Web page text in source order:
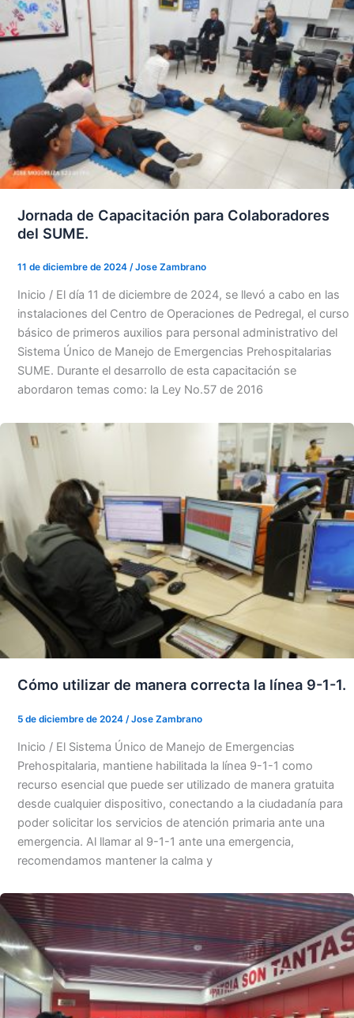
Jornada de Capacitación para Colaboradores
del SUME.
11 de diciembre de 2024 /Jose Zambrano
Inicio / El día 11 de diciembre de 2024, se llevó a cabo en las
instalaciones del Centro de Operaciones de Pedregal, el curso
básico de primeros auxilios para personal administrativo del
Sistema Único de Manejo de Emergencias Prehospitalarias
SUME. Durante el desarrollo de esta capacitación se
abordaron temas como: la Ley No.57 de 2016
Cómo utilizar de manera correcta la línea 9-1-1.
5 de diciembre de 2024 /Jose Zambrano
Inicio / El Sistema Único de Manejo de Emergencias
Prehospitalaria, mantiene habilitada la línea 9-1-1 como
recurso esencial que puede ser utilizado de manera gratuita
desde cualquier dispositivo, conectando a la ciudadanía para
poder solicitar los servicios de atención primaria ante una
emergencia. Al llamar al 9-1-1 ante una emergencia,
recomendamos mantener la calma y